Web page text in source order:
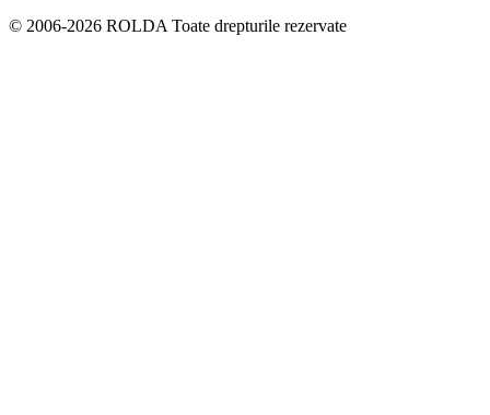
© 2006-2026 ROLDA Toate drepturile rezervate